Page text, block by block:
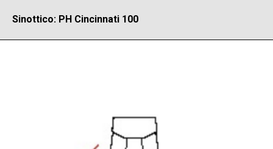
Sinottico: PH Cincinnati 100